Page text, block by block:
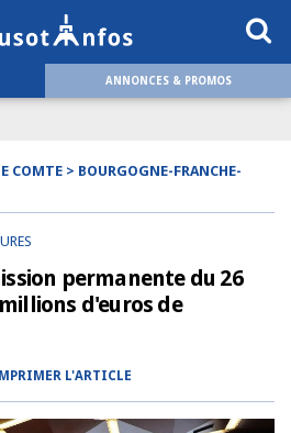
ANNONCES & PROMOS
COMTE > BOURGOGNE-FRANCHE-
permanente du 26
d'euros de
L'ARTICLE